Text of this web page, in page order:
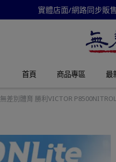
實體店面/網路同步販
首頁 商品專區 最
無差別體育 勝利VICTOR